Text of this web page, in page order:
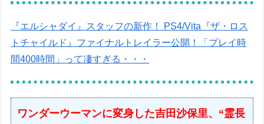
『エルシャダイ』スタッフの新作！ PS4/Vita『ザ・ロス
トチャイルド』ファイナルトレイラー公開！「プレイ時
間400時間」って凄すぎる・・・
ワンダーウーマンに変身した吉田沙保里、“霊長